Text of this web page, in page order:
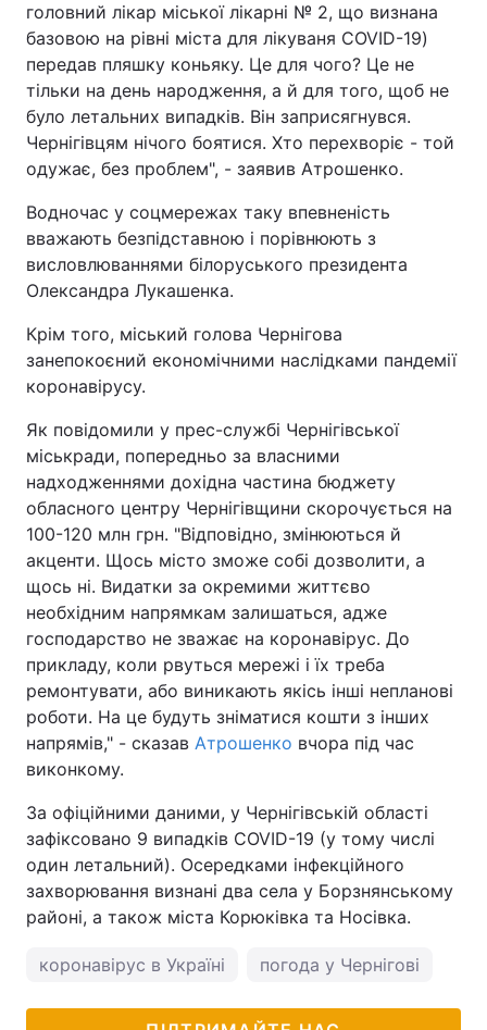
головний лікар міської лікарні № 2, що визнана
базовою на рівні міста для лікуваня COVID-19)
передав пляшку коньяку. Це для чого? Це не
тільки на день народження, а й для того, щоб не
було летальних випадків. Він заприсягнувся.
Чернігівцям нічого боятися. Хто перехворіє - той
одужає, без проблем", - заявив Атрошенко.
Водночас у соцмережах таку впевненість
вважають безпідставною і порівнюють з
висловлюваннями білоруського президента
Олександра Лукашенка.
Крім того, міський голова Чернігова
занепокоєний економічними наслідками пандемії
коронавірусу.
Як повідомили у прес-службі Чернігівської
міськради, попередньо за власними
надходженнями дохідна частина бюджету
обласного центру Чернігівщини скорочується на
100-120 млн грн. "Відповідно, змінюються й
акценти. Щось місто зможе собі дозволити, а
щось ні. Видатки за окремими життєво
необхідним напрямкам залишаться, адже
господарство не зважає на коронавірус. До
прикладу, коли рвуться мережі і їх треба
ремонтувати, або виникають якісь інші непланові
роботи. На це будуть зніматися кошти з інших
напрямів," - сказав Атрошенко вчора під час
виконкому.
За офіційними даними, у Чернігівській області
зафіксовано 9 випадків COVID-19 (у тому числі
один летальний). Осередками інфекційного
захворювання визнані два села у Борзнянському
районі, а також міста Корюківка та Носівка.
коронавірус в Україні погода у Чернігові